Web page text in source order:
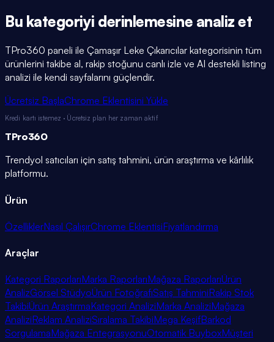
Bu kategoriyi derinlemesine analiz et
TPro360 paneli ile Çamaşır Leke Çıkarıcılar kategorisinin tüm
ürünlerini takibe al, rakip stoğunu canlı izle ve AI destekli listing
analizi ile kendi sayfalarını güçlendir.
Ücretsiz BaşlaChrome Eklentisini Yükle
Kredi kartı istemez · Ücretsiz plan her zaman aktif
TPro360
Trendyol satıcıları için satış tahmini, ürün araştırma ve kârlılık
platformu.
Ürün
ÖzelliklerNasıl ÇalışırChrome EklentisiFiyatlandırma
Araçlar
Kategori RaporlarıMarka RaporlarıMağaza RaporlarıÜrün
AnalizGörsel StüdyoÜrün FotoğrafıSatış TahminiRakip Stok
TakibiÜrün AraştırmaKategori AnaliziMarka AnaliziMağaza
AnaliziReklam AnaliziSıralama TakibiMega KeşifBarkod
SorgulamaMağaza EntegrasyonuOtomatik BuyboxMüşteri